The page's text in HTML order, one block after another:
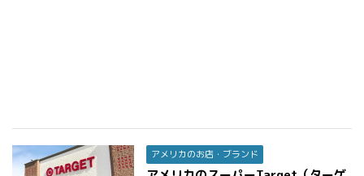
アメリカのお店・ブランド